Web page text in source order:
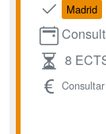
Madrid
8
Consultar